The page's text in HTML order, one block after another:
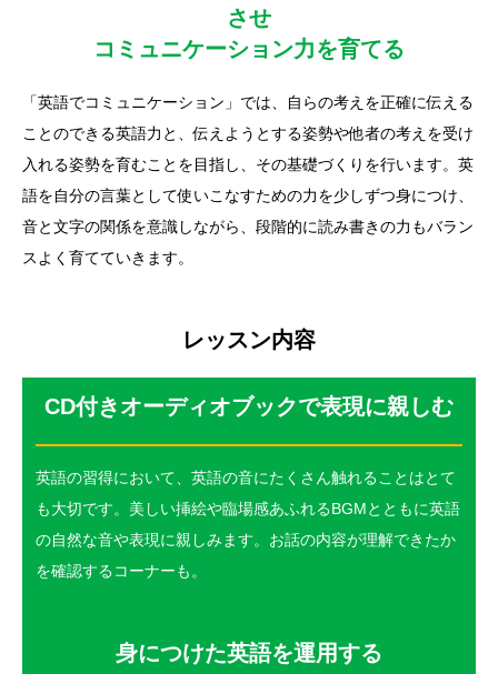
させ
コミュニケーション力を育てる
「英語でコミュニケーション」では、自らの考えを正確に伝える
ことのできる英語力と、伝えようとする姿勢や他者の考えを受け
入れる姿勢を育むことを目指し、その基礎づくりを行います。英
語を自分の言葉として使いこなすための力を少しずつ身につけ、
音と文字の関係を意識しながら、段階的に読み書きの力もバラン
スよく育てていきます。
レッスン内容
CD付きオーディオブックで表現に親しむ
英語の習得において、英語の音にたくさん触れることはとて
も大切です。美しい挿絵や臨場感あふれるBGMとともに英語
の自然な音や表現に親しみます。お話の内容が理解できたか
を確認するコーナーも。
身につけた英語を運用する